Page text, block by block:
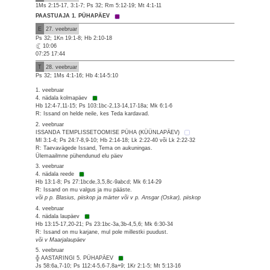
1Ms 2:15-17, 3:1-7; Ps 32; Rm 5:12-19; Mt 4:1-11
PAASTUAJA 1. PÜHAPÄEV
E
27. veebruar
Ps 32; 1Kn 19:1-8; Hb 2:10-18
10:06
07:25 17:44
T
28. veebruar
Ps 32; 1Ms 4:1-16; Hb 4:14-5:10
1. veebruar
4. nädala kolmapäev
Hb 12:4-7,11-15; Ps 103:1bc-2,13-14,17-18a; Mk 6:1-6
R: Issand on helde neile, kes Teda kardavad.
2. veebruar
ISSANDA TEMPLISSETOOMISE PÜHA (KÜÜNLAPÄEV)
Ml 3:1-4; Ps 24:7-8,9-10; Hb 2:14-18; Lk 2:22-40 või Lk 2:22-32
R: Taevavägede Issand, Tema on aukuningas.
Ülemaailmne pühendunud elu päev
3. veebruar
4. nädala reede
Hb 13:1-8; Ps 27:1bcde,3,5,8c-9abcd; Mk 6:14-29
R: Issand on mu valgus ja mu pääste.
või p p. Blasius, piiskop ja märter või v p. Ansgar (Oskar), piiskop
4. veebruar
4. nädala laupäev
Hb 13:15-17,20-21; Ps 23:1bc-3a,3b-4,5,6; Mk 6:30-34
R: Issand on mu karjane, mul pole millestki puudust.
või v Maarjalaupäev
5. veebruar
╬ AASTARINGI 5. PÜHAPÄEV
Js 58:6a,7-10; Ps 112:4-5,6-7,8a+9; 1Kr 2:1-5; Mt 5:13-16